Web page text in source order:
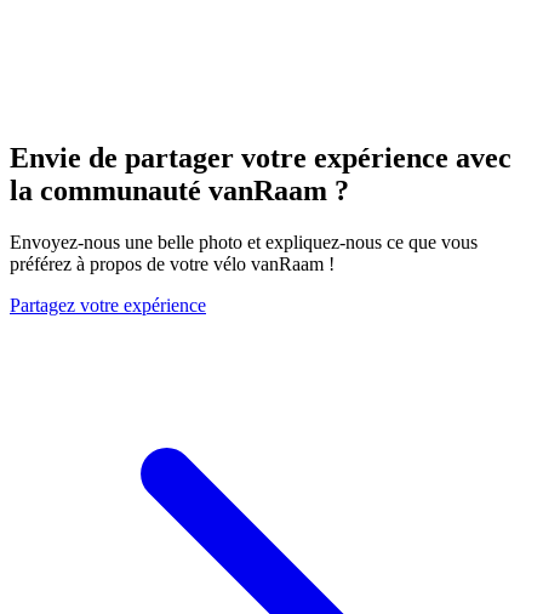
Envie de partager votre expérience avec
la communauté vanRaam ?
Envoyez-nous une belle photo et expliquez-nous ce que vous
préférez à propos de votre vélo vanRaam !
Partagez votre expérience